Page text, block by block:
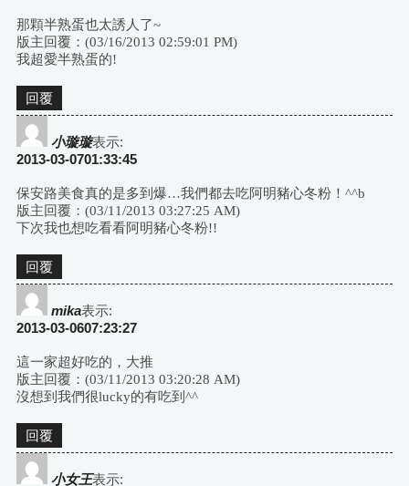
那顆半熟蛋也太誘人了~
版主回覆：(03/16/2013 02:59:01 PM)
我超愛半熟蛋的!
回覆
小璇璇表示:
2013-03-0701:33:45
保安路美食真的是多到爆…我們都去吃阿明豬心冬粉！^^b
版主回覆：(03/11/2013 03:27:25 AM)
下次我也想吃看看阿明豬心冬粉!!
回覆
mika表示:
2013-03-0607:23:27
這一家超好吃的，大推
版主回覆：(03/11/2013 03:20:28 AM)
沒想到我們很lucky的有吃到^^
回覆
小女王表示: